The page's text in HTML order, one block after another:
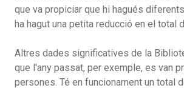
que va propiciar que hi hagués
ha hagut una petita reducció en el total
Altres dades significatives de la
que l'any passat, per exemple, es van
persones. Té en funcionament un total